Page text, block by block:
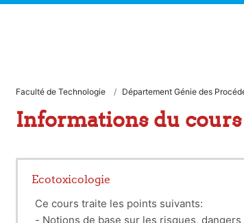
Faculté de Technologie Département Génie des
Informations du cours
Ecotoxicologie
Ce cours traite les points suivants:
- Notions de base sur les risques,